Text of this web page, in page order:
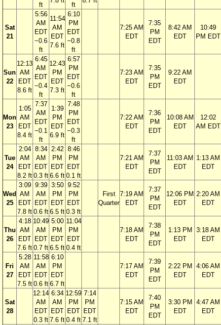
ft ft
Sat
21
5:56
AM
EDT
−0.6
ft
11:54
AM
EDT
7.6 ft
6:10
PM
EDT
−0.8
ft
7:25 AM
EDT
7:35
PM
EDT
8:42 AM
EDT
10:49
PM EDT
Sun
22
12:13
AM
EDT
8.6 ft
6:45
AM
EDT
−0.4
ft
12:43
PM
EDT
7.3 ft
6:57
PM
EDT
−0.6
ft
7:23 AM
EDT
7:35
PM
EDT
9:22 AM
EDT
Mon
23
1:05
AM
EDT
8.4 ft
7:37
AM
EDT
−0.1
ft
1:39
PM
EDT
6.9 ft
7:48
PM
EDT
−0.3
ft
7:22 AM
EDT
7:36
PM
EDT
10:08 AM
EDT
12:02
AM EDT
Tue
24
2:04
AM
EDT
8.2 ft
8:34
AM
EDT
0.3 ft
2:42
PM
EDT
6.6 ft
8:46
PM
EDT
0.1 ft
7:21 AM
EDT
7:37
PM
EDT
11:03 AM
EDT
1:13 AM
EDT
Wed
25
3:09
AM
EDT
7.8 ft
9:39
AM
EDT
0.6 ft
3:50
PM
EDT
6.5 ft
9:52
PM
EDT
0.3 ft
First
Quarter
7:19 AM
EDT
7:37
PM
EDT
12:06 PM
EDT
2:20 AM
EDT
Thu
26
4:18
AM
EDT
7.6 ft
10:49
AM
EDT
0.7 ft
5:00
PM
EDT
6.5 ft
11:04
PM
EDT
0.4 ft
7:18 AM
EDT
7:38
PM
EDT
1:13 PM
EDT
3:18 AM
EDT
Fri
27
5:28
AM
EDT
7.5 ft
11:58
AM
EDT
0.6 ft
6:10
PM
EDT
6.7 ft
7:17 AM
EDT
7:39
PM
EDT
2:22 PM
EDT
4:06 AM
EDT
Sat
28
12:14
AM
EDT
0.3 ft
6:34
AM
EDT
7.6 ft
12:59
PM
EDT
0.4 ft
7:14
PM
EDT
7.1 ft
7:15 AM
EDT
7:40
PM
EDT
3:30 PM
EDT
4:47 AM
EDT